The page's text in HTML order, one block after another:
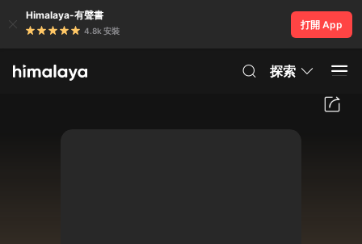
Himalaya-有聲書
4.8k 安裝
打開 App
探索